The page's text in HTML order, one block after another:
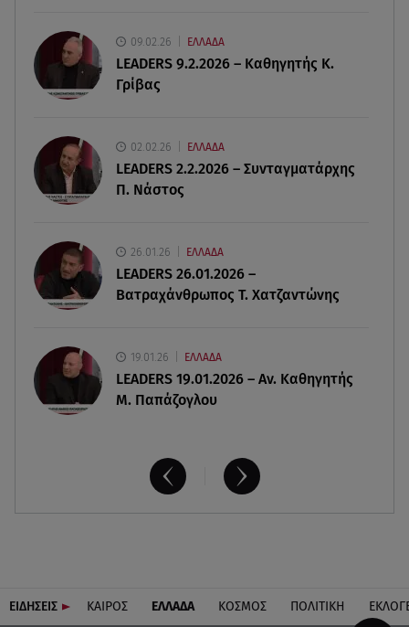
σπηλιά - Φωτογραφίες από το σημείο
08.08.26 , 13:11
08.08.26 , 13:07
Σέρρες: Απόσπαση προσοχής ή απειρία πίσω από
το φονικό τροχαίο
08.08.26 , 13:06
MG Motor Greece: «Απογειώνεται» στο Athens
Flying Week 2026
09.02.26 ΕΛΛΑΔΑ
LEADERS 9.2.2026 – Καθηγητής Κ.
Γρίβας
02.02.26 ΕΛΛΑΔΑ
LEADERS 2.2.2026 – Συνταγματάρχης
Π. Νάστος
26.01.26 ΕΛΛΑΔΑ
LEADERS 26.01.2026 –
Βατραχάνθρωπος Τ. Χατζαντώνης
19.01.26 ΕΛΛΑΔΑ
LEADERS 19.01.2026 – Αν. Καθηγητής
Μ. Παπάζογλου
ΕΙΔΗΣΕΙΣ ΚΑΙΡΟΣ ΕΛΛΑΔΑ ΚΟΣΜΟΣ ΠΟΛΙΤΙΚΗ